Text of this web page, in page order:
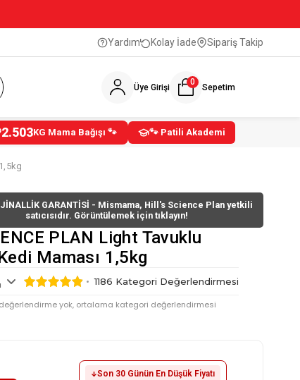
Yardım Kolay İade Sipariş Takip
Üye Girişi Sepetim
0
2.503KG Mama Bağışı 🐾 🐾 Patili Akademi
GARANTİSİ - Mismama, Hill's Science Plan yetkili
satıcısıdır. Görüntülemek için tıklayın!
PLAN Light Tavuklu
Maması 1,5kg
1186 Kategori Değerlendirmesi
yok, ortalama kategori değerlendirmesi
Son 30 Günün En Düşük Fiyatı